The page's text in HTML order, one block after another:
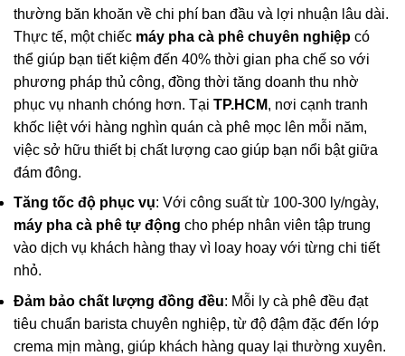
thường băn khoăn về chi phí ban đầu và lợi nhuận lâu dài.
Thực tế, một chiếc máy pha cà phê chuyên nghiệp có
thể giúp bạn tiết kiệm đến 40% thời gian pha chế so với
phương pháp thủ công, đồng thời tăng doanh thu nhờ
phục vụ nhanh chóng hơn. Tại TP.HCM, nơi cạnh tranh
khốc liệt với hàng nghìn quán cà phê mọc lên mỗi năm,
việc sở hữu thiết bị chất lượng cao giúp bạn nổi bật giữa
đám đông.
Tăng tốc độ phục vụ: Với công suất từ 100-300 ly/ngày,
máy pha cà phê tự động cho phép nhân viên tập trung
vào dịch vụ khách hàng thay vì loay hoay với từng chi tiết
nhỏ.
Đảm bảo chất lượng đồng đều: Mỗi ly cà phê đều đạt
tiêu chuẩn barista chuyên nghiệp, từ độ đậm đặc đến lớp
crema mịn màng, giúp khách hàng quay lại thường xuyên.